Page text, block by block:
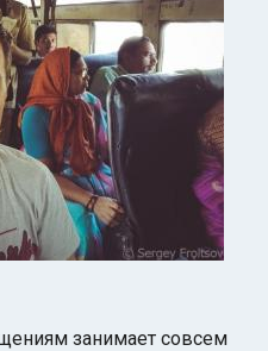
занимает совсем